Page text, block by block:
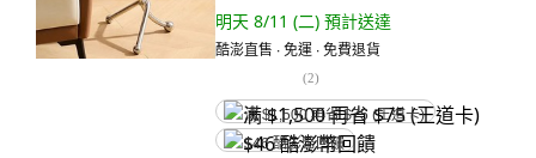
明天 8/11 (二) 預計送達
酷澎直售 ∙ 免運 ∙ 免費退貨
(2)
满 $1,500 再省 $75 (王道卡)
$46 酷澎幣回饋